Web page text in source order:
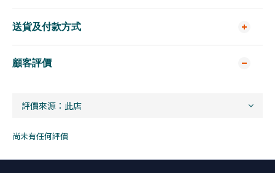
送貨及付款方式
顧客評價
尚未有任何評價